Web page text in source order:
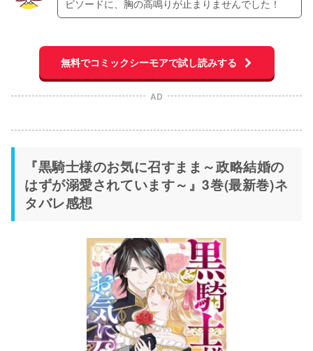
ピソードに、胸の高鳴りが止まりませんでした！
無料でコミックシーモアで試し読みする
AD
『黒騎士様のお気に召すまま～政略結婚の
はずが溺愛されています～』3巻(最新巻)ネ
タバレ感想